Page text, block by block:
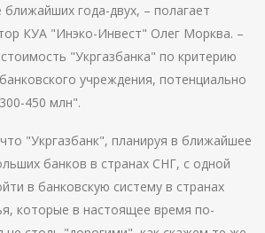
ближайших года-двух, – полагает
КУА "Инэко-Инвест" Олег Морква. –
"Укргазбанка" по критерию
учреждения, потенциально
450 млн".
"Укргазбанк", планируя в ближайшее
банков в странах СНГ, с одной
в банковскую систему в странах
которые в настоящее время по-